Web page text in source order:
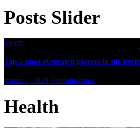
Posts Slider
Sports
Top 5 most overrated players in the
marzo 1, 2020 Vallealinstante
Health